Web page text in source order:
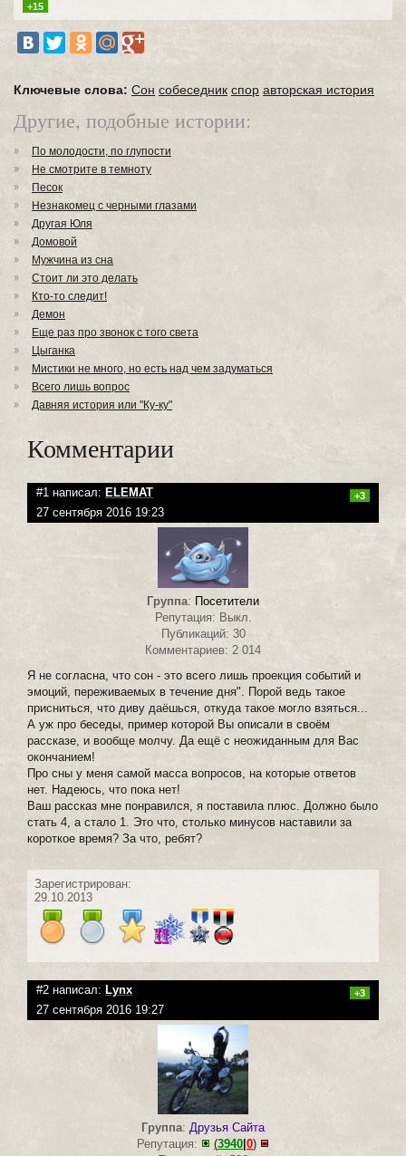
+15
Ключевые слова: Сон собеседник спор авторская история
Другие, подобные истории:
По молодости, по глупости
Не смотрите в темноту
Песок
Незнакомец с черными глазами
Другая Юля
Домовой
Мужчина из сна
Стоит ли это делать
Кто-то следит!
Демон
Еще раз про звонок с того света
Цыганка
Мистики не много, но есть над чем задуматься
Всего лишь вопрос
Давняя история или "Ку-ку"
Комментарии
#1 написал: ELEMAT +3
27 сентября 2016 19:23
Группа: Посетители
Репутация: Выкл.
Публикаций: 30
Комментариев: 2 014
Я не согласна, что сон - это всего лишь проекция событий и
эмоций, переживаемых в течение дня". Порой ведь такое
присниться, что диву даёшься, откуда такое могло взяться...
А уж про беседы, пример которой Вы описали в своём
рассказе, и вообще молчу. Да ещё с неожиданным для Вас
окончанием!
Про сны у меня самой масса вопросов, на которые ответов
нет. Надеюсь, что пока нет!
Ваш рассказ мне понравился, я поставила плюс. Должно было
стать 4, а стало 1. Это что, столько минусов наставили за
короткое время? За что, ребят?
Зарегистрирован:
29.10.2013
#2 написал: Lynx +3
27 сентября 2016 19:27
Группа: Друзья Сайта
Репутация:
(3940|0)